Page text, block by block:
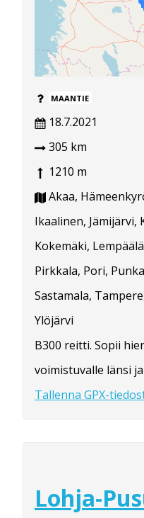
MAANTIE
18.7.2021
305 km
1210 m
Akaa,
Ikaalinen, Jämijärvi,
Kokemäki,
Pirkkala, Pori,
Sastamala,
Ylöjärvi
B300 reitti. Sopii
voimistuvalle länsi
Tallenna GPX-
Lohja-